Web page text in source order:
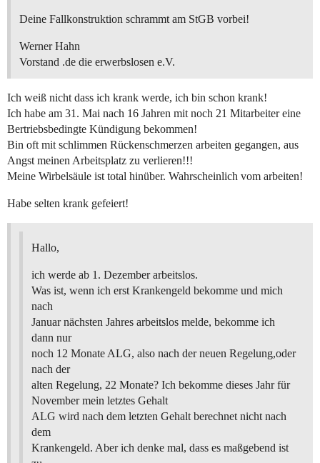
Deine Fallkonstruktion schrammt am StGB vorbei!
Werner Hahn
Vorstand .de die erwerbslosen e.V.
Ich weiß nicht dass ich krank werde, ich bin schon krank!
Ich habe am 31. Mai nach 16 Jahren mit noch 21 Mitarbeiter eine
Bertriebsbedingte Kündigung bekommen!
Bin oft mit schlimmen Rückenschmerzen arbeiten gegangen, aus
Angst meinen Arbeitsplatz zu verlieren!!!
Meine Wirbelsäule ist total hinüber. Wahrscheinlich vom arbeiten!
Habe selten krank gefeiert!
Hallo,
ich werde ab 1. Dezember arbeitslos.
Was ist, wenn ich erst Krankengeld bekomme und mich
nach
Januar nächsten Jahres arbeitslos melde, bekomme ich
dann nur
noch 12 Monate ALG, also nach der neuen Regelung,oder
nach der
alten Regelung, 22 Monate? Ich bekomme dieses Jahr für
November mein letztes Gehalt
ALG wird nach dem letzten Gehalt berechnet nicht nach
dem
Krankengeld. Aber ich denke mal, dass es maßgebend ist